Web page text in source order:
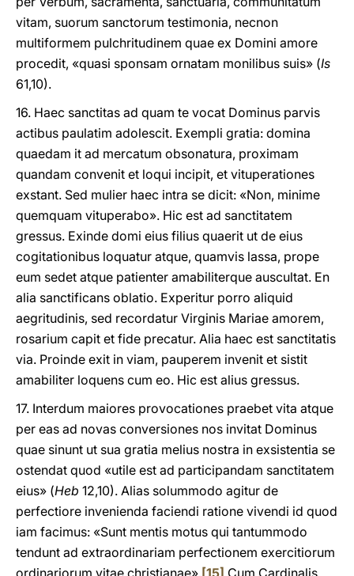
vitam, suorum sanctorum testimonia, necnon
multiformem pulchritudinem quae ex Domini amore
procedit, «quasi sponsam ornatam monilibus suis» (Is
61,10).
16. Haec sanctitas ad quam te vocat Dominus parvis
actibus paulatim adolescit. Exempli gratia: domina
quaedam it ad mercatum obsonatura, proximam
quandam convenit et loqui incipit, et vituperationes
exstant. Sed mulier haec intra se dicit: «Non, minime
quemquam vituperabo». Hic est ad sanctitatem
gressus. Exinde domi eius filius quaerit ut de eius
cogitationibus loquatur atque, quamvis lassa, prope
eum sedet atque patienter amabiliterque auscultat. En
alia sanctificans oblatio. Experitur porro aliquid
aegritudinis, sed recordatur Virginis Mariae amorem,
rosarium capit et fide precatur. Alia haec est sanctitatis
via. Proinde exit in viam, pauperem invenit et sistit
amabiliter loquens cum eo. Hic est alius gressus.
17. Interdum maiores provocationes praebet vita atque
per eas ad novas conversiones nos invitat Dominus
quae sinunt ut sua gratia melius nostra in exsistentia se
ostendat quod «utile est ad participandam sanctitatem
eius» (Heb 12,10). Alias solummodo agitur de
perfectiore invenienda faciendi ratione vivendi id quod
iam facimus: «Sunt mentis motus qui tantummodo
tendunt ad extraordinariam perfectionem exercitiorum
ordinariorum vitae christianae».[15] Cum Cardinalis